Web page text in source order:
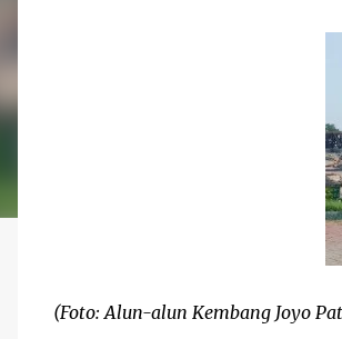
(Foto: Alun-alun Kembang Joyo